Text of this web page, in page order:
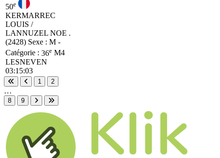
50e
KERMARREC
LOUIS /
LANNUZEL NOE .
(2428) Sexe : M -
Catégorie : 36e M4
LESNEVEN
03:15:03
Première page
Page précédente
1 2
…
8
9
Page suivante
Dernière page